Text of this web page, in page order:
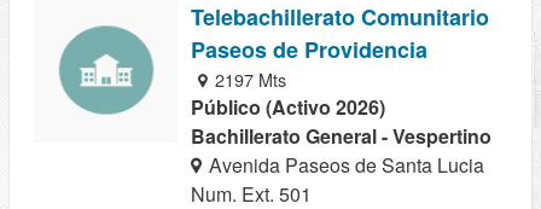
Telebachillerato Comunitario
Paseos de Providencia
2197 Mts
Público (Activo 2026)
Bachillerato General - Vespertino
Avenida Paseos de Santa Lucia
Num. Ext. 501